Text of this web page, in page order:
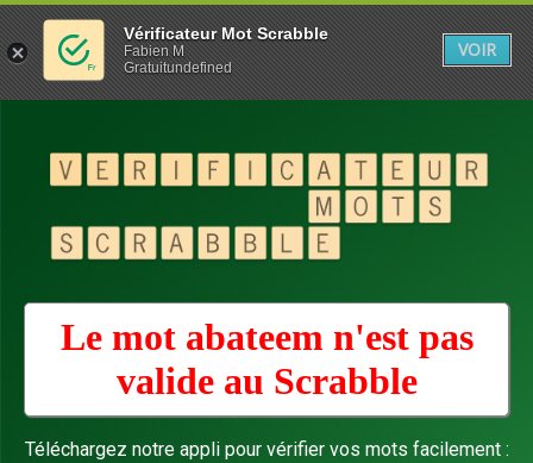
Le mot abateem n'est pas
valide au Scrabble
Téléchargez notre appli pour vérifier vos mots facilement :
Vérificateur Mot Scrabble
Fabien M
Gratuitundefined
VOIR